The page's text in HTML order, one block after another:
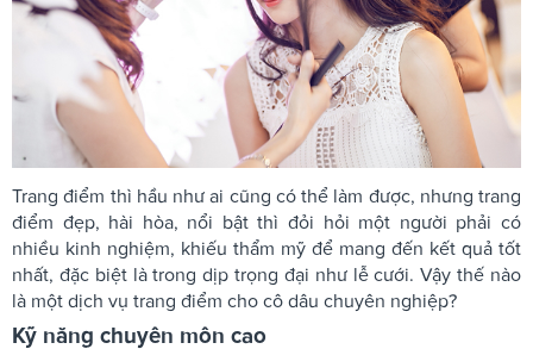
Trang điểm thì hầu như ai cũng có thể làm được, nhưng trang
điểm đẹp, hài hòa, nổi bật thì đỏi hỏi một người phải có
nhiều kinh nghiệm, khiếu thẩm mỹ để mang đến kết quả tốt
nhất, đặc biệt là trong dịp trọng đại như lễ cưới. Vậy thế nào
là một dịch vụ trang điểm cho cô dâu chuyên nghiệp?
Kỹ năng chuyên môn cao